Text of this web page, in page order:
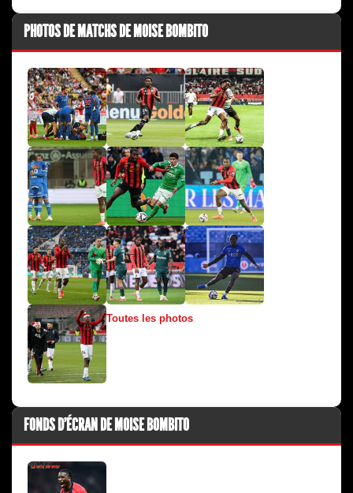
PHOTOS DE MATCHS DE MOISE BOMBITO
Toutes les photos
FONDS D'ÉCRAN DE MOISE BOMBITO